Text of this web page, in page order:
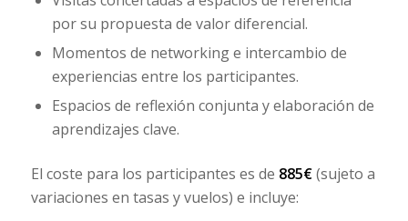
por su propuesta de valor diferencial.
Momentos de networking e intercambio de
experiencias entre los participantes.
Espacios de reflexión conjunta y elaboración de
aprendizajes clave.
El coste para los participantes es de 885€(sujeto a
variaciones en tasas y vuelos) e incluye: